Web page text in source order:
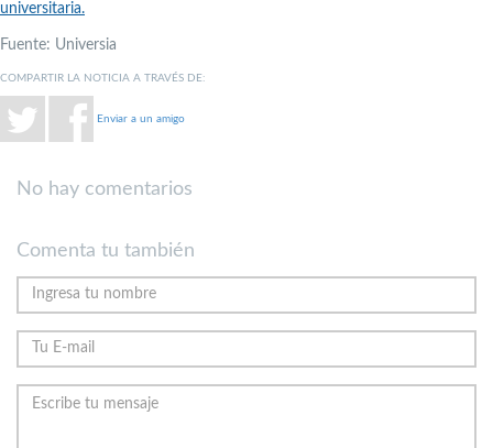
universitaria.
Fuente: Universia
COMPARTIR LA NOTICIA A TRAVÉS DE:
Enviar a un amigo
No hay comentarios
Comenta tu también